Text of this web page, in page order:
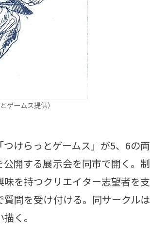
ゲームス提供）
けらっとゲームス」が5、6の両
開する展示会を同市で開く。制
を持つクリエイター志望者を支
問を受け付ける。同サークルは
く。